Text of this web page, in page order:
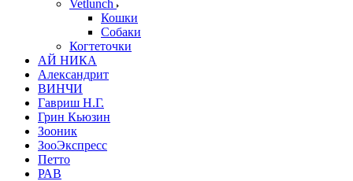
Vetlunch
Кошки
Собаки
Когтеточки
АЙ НИКА
Александрит
ВИНЧИ
Гавриш Н.Г.
Грин Кьюзин
Зооник
ЗооЭкспресс
Петто
РАВ